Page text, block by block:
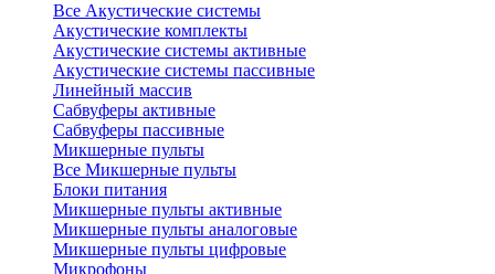
Все Акустические системы
Акустические комплекты
Акустические системы активные
Акустические системы пассивные
Линейный массив
Сабвуферы активные
Сабвуферы пассивные
Микшерные пульты
Все Микшерные пульты
Блоки питания
Микшерные пульты активные
Микшерные пульты аналоговые
Микшерные пульты цифровые
Микрофоны